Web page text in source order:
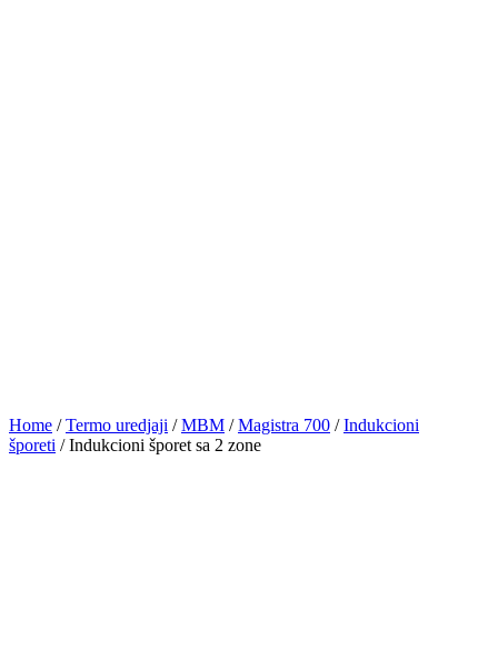
Home /Termo uredjaji /MBM /Magistra 700 /Indukcioni
šporeti / Indukcioni šporet sa 2 zone